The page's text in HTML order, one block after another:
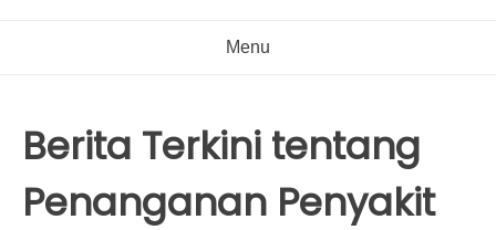
Menu
Berita Terkini tentang
Penanganan Penyakit